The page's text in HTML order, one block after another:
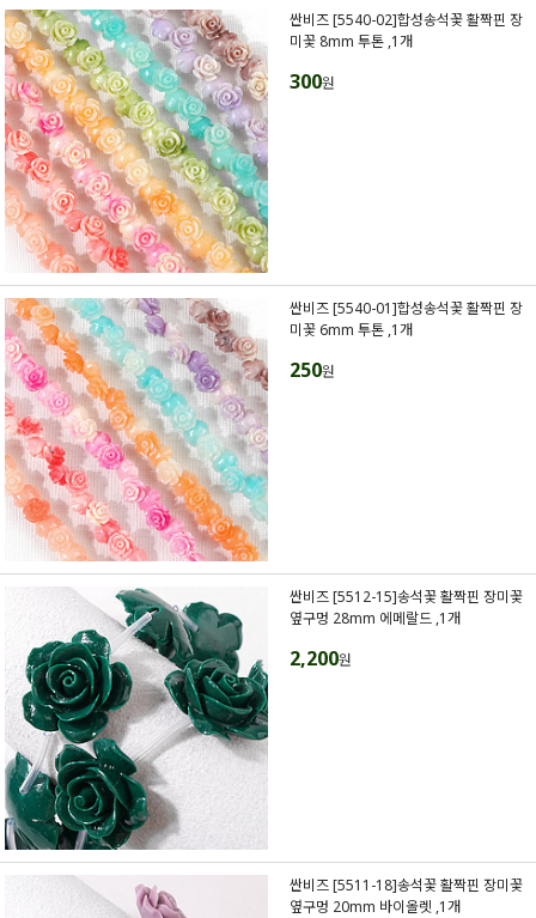
싼비즈 [5540-02]합성송석꽃 활짝핀 장
미꽃 8mm 투톤 ,1개
300원
싼비즈 [5540-01]합성송석꽃 활짝핀 장
미꽃 6mm 투톤 ,1개
250원
싼비즈 [5512-15]송석꽃 활짝핀 장미꽃
옆구멍 28mm 에메랄드 ,1개
2,200원
싼비즈 [5511-18]송석꽃 활짝핀 장미꽃
옆구멍 20mm 바이올렛 ,1개